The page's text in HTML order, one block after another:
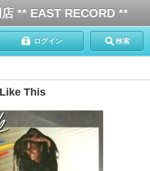
** EAST RECORD **
ログイン 検索
This